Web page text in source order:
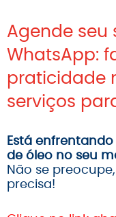
Agende seu
WhatsApp:
praticidade
serviços
Está
de óleo no seu
Não se
precisa!